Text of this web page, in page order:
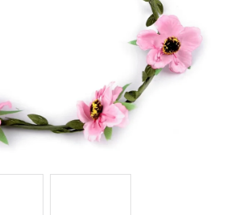
Výměna / vrácení zboží
Potisk textilu
Obchodní podmínky